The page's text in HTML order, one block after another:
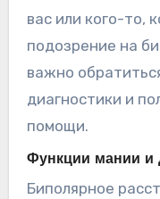
вас или кого-то,
подозрение на
важно
диагностики и
помощи.
Функции мании и
Биполярное